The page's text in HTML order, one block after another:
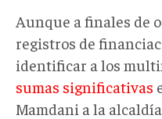
Aunque a finales de
registros de
identificar a los
sumas significativas
Mamdani a la